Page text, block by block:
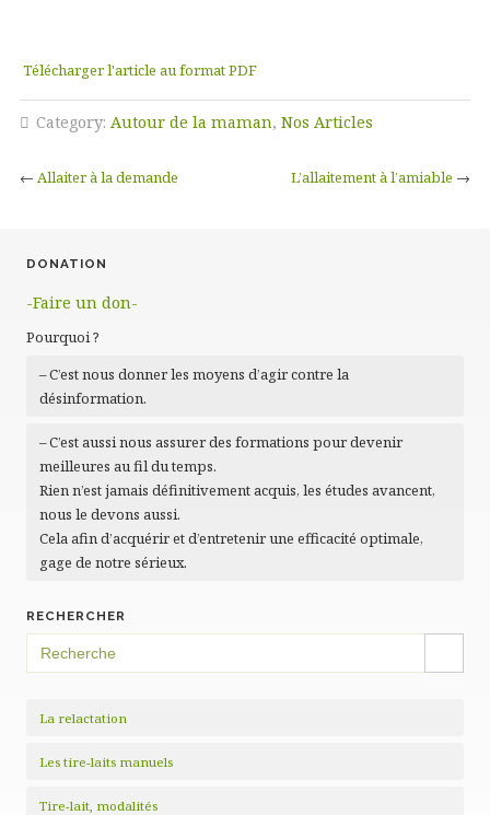
Télécharger l'article au format PDF
Category: Autour de la maman, Nos Articles
← Allaiter à la demande L’allaitement à l’amiable →
DONATION
-Faire un don-
Pourquoi ?
– C’est nous donner les moyens d’agir contre la
désinformation.
– C’est aussi nous assurer des formations pour devenir
meilleures au fil du temps.
Rien n’est jamais définitivement acquis, les études avancent,
nous le devons aussi.
Cela afin d’acquérir et d’entretenir une efficacité optimale,
gage de notre sérieux.
RECHERCHER
Search
for:
SEARCH BUTTON
La relactation
Les tire-laits manuels
Tire-lait, modalités